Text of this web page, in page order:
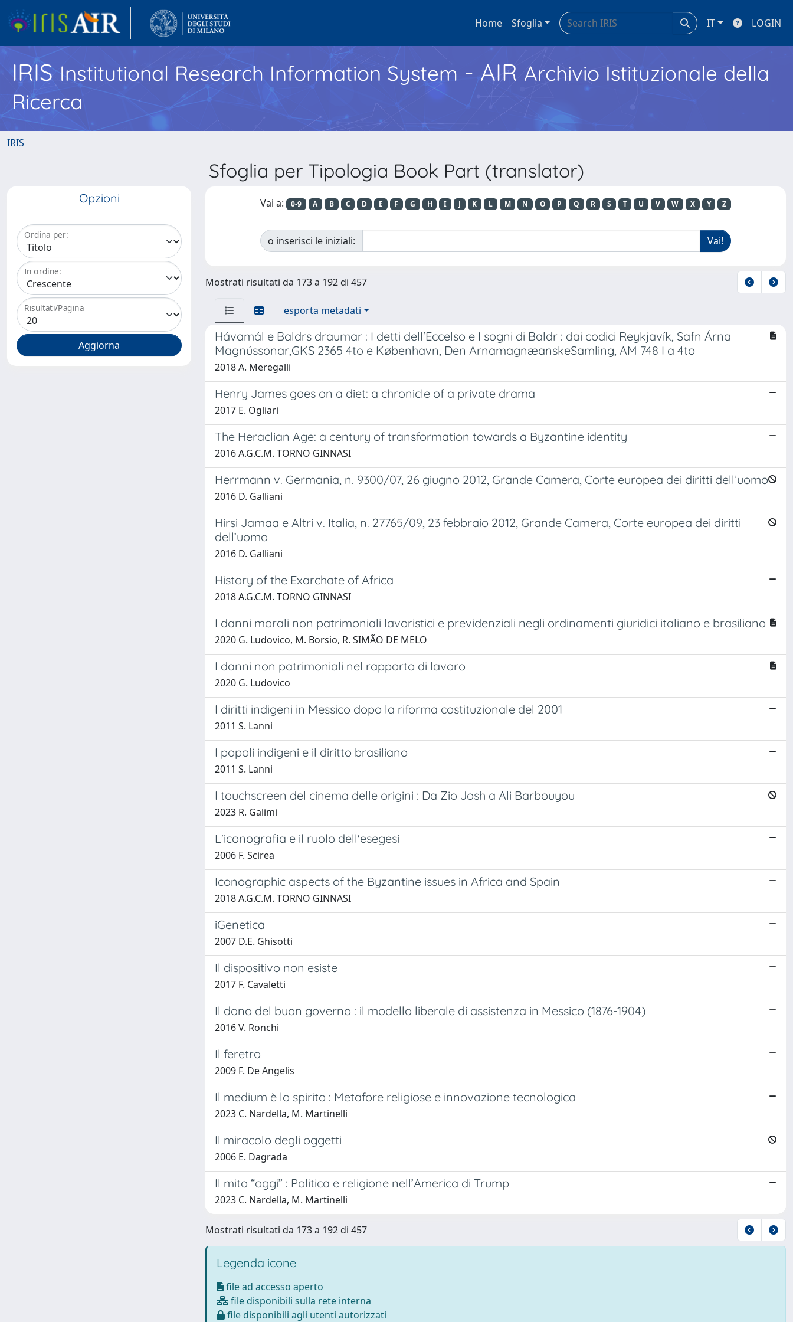
Home Sfoglia IT LOGIN
IRISInstitutional Research Information System - AIR Archivio Istituzionale della
Ricerca
IRIS
Sfoglia per Tipologia Book Part (translator)
Opzioni
Ordina per:
In ordine:
Risultati/Pagina
Vai a: 0-9 A B C D E F G H I J K L M N O P Q R S T U V W X Y Z
o inserisci le iniziali:
Mostrati risultati da 173 a 192 di 457
esporta metadati
Hávamál e Baldrs draumar : I detti dell'Eccelso e I sogni di Baldr : dai codici Reykjavík, Safn Árna
Magnússonar,GKS 2365 4to e København, Den ArnamagnæanskeSamling, AM 748 I a 4to
2018 A. Meregalli
Henry James goes on a diet: a chronicle of a private drama
2017 E. Ogliari
The Heraclian Age: a century of transformation towards a Byzantine identity
2016 A.G.C.M. TORNO GINNASI
Herrmann v. Germania, n. 9300/07, 26 giugno 2012, Grande Camera, Corte europea dei diritti dell’uomo
2016 D. Galliani
Hirsi Jamaa e Altri v. Italia, n. 27765/09, 23 febbraio 2012, Grande Camera, Corte europea dei diritti
dell’uomo
2016 D. Galliani
History of the Exarchate of Africa
2018 A.G.C.M. TORNO GINNASI
I danni morali non patrimoniali lavoristici e previdenziali negli ordinamenti giuridici italiano e brasiliano
2020 G. Ludovico, M. Borsio, R. SIMÃO DE MELO
I danni non patrimoniali nel rapporto di lavoro
2020 G. Ludovico
I diritti indigeni in Messico dopo la riforma costituzionale del 2001
2011 S. Lanni
I popoli indigeni e il diritto brasiliano
2011 S. Lanni
I touchscreen del cinema delle origini : Da Zio Josh a Ali Barbouyou
2023 R. Galimi
L'iconografia e il ruolo dell'esegesi
2006 F. Scirea
Iconographic aspects of the Byzantine issues in Africa and Spain
2018 A.G.C.M. TORNO GINNASI
iGenetica
2007 D.E. Ghisotti
Il dispositivo non esiste
2017 F. Cavaletti
Il dono del buon governo : il modello liberale di assistenza in Messico (1876-1904)
2016 V. Ronchi
Il feretro
2009 F. De Angelis
Il medium è lo spirito : Metafore religiose e innovazione tecnologica
2023 C. Nardella, M. Martinelli
Il miracolo degli oggetti
2006 E. Dagrada
Il mito “oggi” : Politica e religione nell’America di Trump
2023 C. Nardella, M. Martinelli
Mostrati risultati da 173 a 192 di 457
Legenda icone
file ad accesso aperto
file disponibili sulla rete interna
file disponibili agli utenti autorizzati